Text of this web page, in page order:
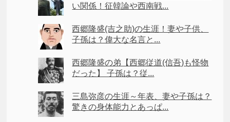
い関係！征韓論や西南戦...
西郷隆盛(吉之助)の生涯！妻や子供、
子孫は？偉大な名言と...
西郷隆盛の弟【西郷従道(信吾)も怪物
だった】 子孫は？従...
三島弥彦の生涯～年表、妻や子孫は？
驚きの身体能力とあっぱ...